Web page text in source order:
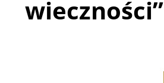
wieczności”